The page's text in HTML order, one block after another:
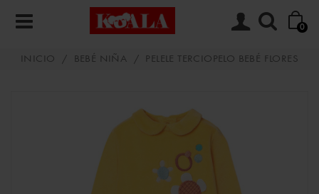
0
INICIO / BEBÉ NIÑA / PELELE TERCIOPELO BEBÉ FLORES